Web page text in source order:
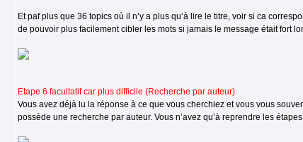
Et paf plus que 36 topics où il n’y a plus qu’à lire le titre, voir si ca
de pouvoir plus facilement cibler les mots si jamais le message était fort
Etape 6 facultatif car plus difficile (Recherche par auteur)
Vous avez déjà lu la réponse à ce que vous cherchiez et vous vous
possède une recherche par auteur. Vous n’avez qu’à reprendre les